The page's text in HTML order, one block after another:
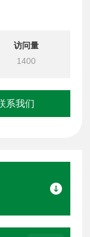
访问量
1400
系我们